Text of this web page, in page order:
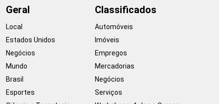
Geral
Local
Estados Unidos
Negócios
Mundo
Brasil
Esportes
Classificados
Automóveis
Imóveis
Empregos
Mercadorias
Negócios
Serviços